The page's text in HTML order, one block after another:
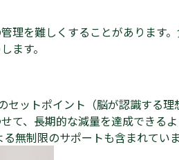
理を難しくすることがあります
ます。
セットポイント（脳が認識する理
て、長期的な減量を達成できる
無制限のサポートも含まれていま